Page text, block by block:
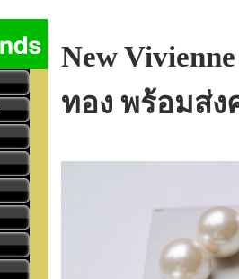
New
ทอง พร้อมส่ง